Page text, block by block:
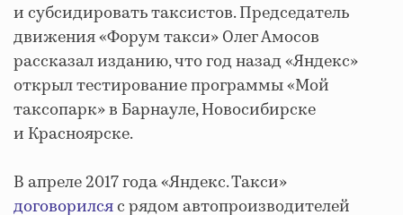
и субсидировать таксистов. Председатель
движения «Форум такси» Олег Амосов
рассказал изданию, что год назад «Яндекс»
открыл тестирование программы «Мой
таксопарк» в Барнауле, Новосибирске
и Красноярске.
В апреле 2017 года «Яндекс. Такси»
договорилсяс рядом автопроизводителей